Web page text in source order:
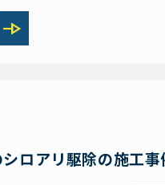
line_end_arrow
ロアリ駆除の施工事